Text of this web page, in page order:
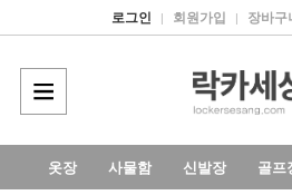
로그인 | 회원가입 | 장바구
옷장 사물함 신발장 골프